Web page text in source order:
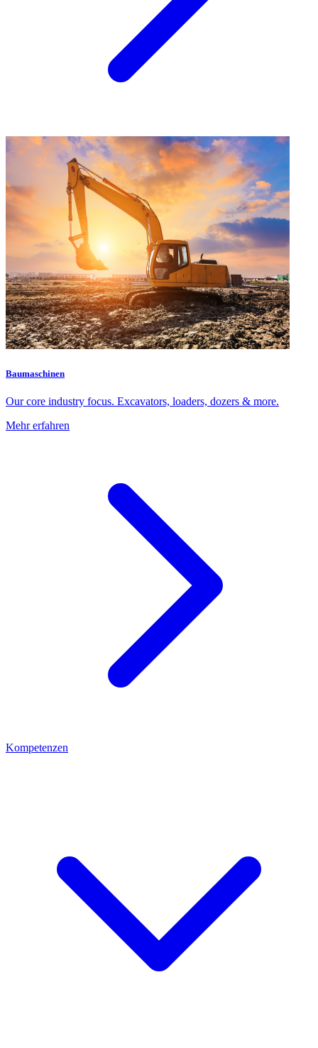
Baumaschinen
Our core industry focus. Excavators, loaders, dozers & more.
Mehr erfahren
Kompetenzen